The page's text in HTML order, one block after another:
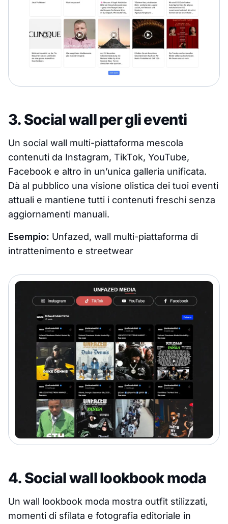
3. Social wall per gli eventi
Un social wall multi-piattaforma mescola
contenuti da Instagram, TikTok, YouTube,
Facebook e altro in un’unica galleria unificata.
Dà al pubblico una visione olistica dei tuoi eventi
attuali e mantiene tutti i contenuti freschi senza
aggiornamenti manuali.
Esempio: Unfazed, wall multi-piattaforma di
intrattenimento e streetwear
4. Social wall lookbook moda
Un wall lookbook moda mostra outfit stilizzati,
momenti di sfilata e fotografia editoriale in